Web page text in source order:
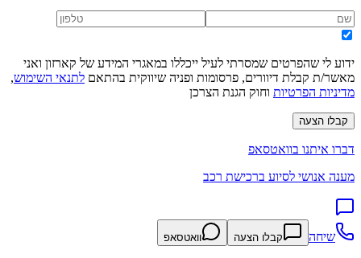
ידוע לי שהפרטים שמסרתי לעיל ייכללו במאגרי המידע של קארזון ואני
מאשר/ת קבלת דיוורים, פרסומות ופניה שיווקית בהתאם לתנאי השימוש,
מדיניות הפרטיות וחוק הגנת הצרכן
קבלו הצעה
דברו איתנו בוואטסאפ
מענה אנושי לסיוע ברכישת רכב
שיחה קבלו הצעה וואטסאפ